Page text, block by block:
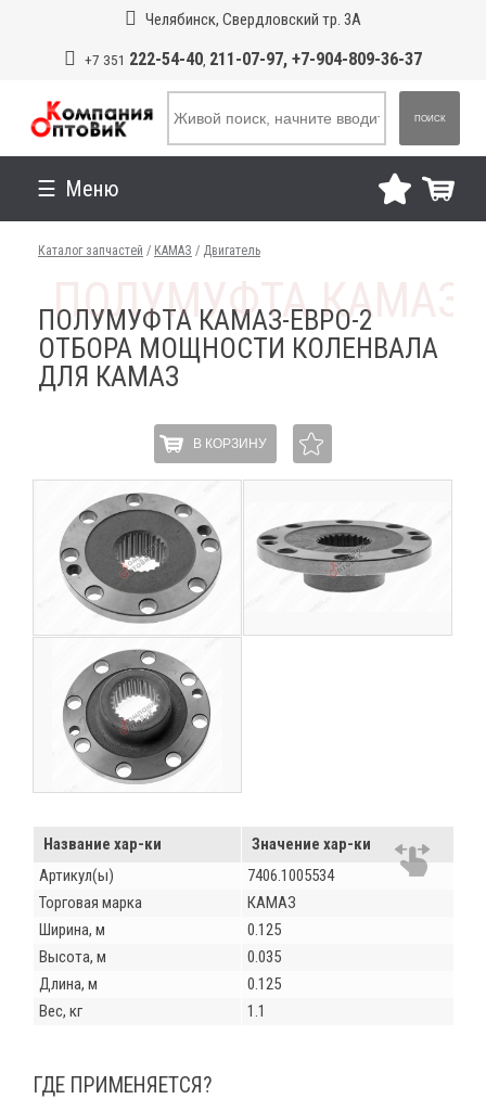
Челябинск, Свердловский тр. 3А
+7 351 222-54-40, 211-07-97, +7-904-809-36-37
ПОИСК
Меню
Каталог запчастей / КАМАЗ / Двигатель
ПОЛУМУФТА КАМАЗ-ЕВРО-2
ОТБОРА МОЩНОСТИ КОЛЕНВАЛА
ДЛЯ КАМАЗ
В КОРЗИНУ
Название хар-ки
Значение хар-ки
Артикул(ы)
7406.1005534
Торговая марка
КАМАЗ
Ширина, м
0.125
Высота, м
0.035
Длина, м
0.125
Вес, кг
1.1
ГДЕ ПРИМЕНЯЕТСЯ?